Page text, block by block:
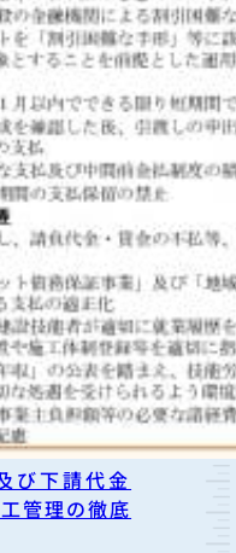
び下請代金
管理の徹底